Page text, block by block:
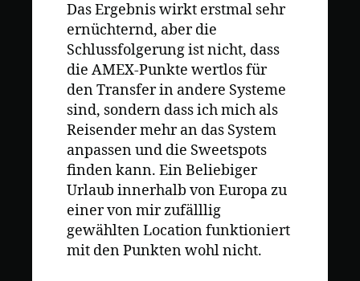
Das Ergebnis wirkt erstmal sehr
ernüchternd, aber die
Schlussfolgerung ist nicht, dass
die AMEX-Punkte wertlos für
den Transfer in andere Systeme
sind, sondern dass ich mich als
Reisender mehr an das System
anpassen und die Sweetspots
finden kann. Ein Beliebiger
Urlaub innerhalb von Europa zu
einer von mir zufälllig
gewählten Location funktioniert
mit den Punkten wohl nicht.